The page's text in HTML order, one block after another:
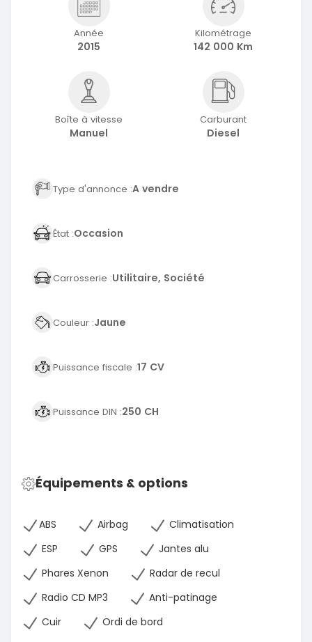
Année
2015
Kilométrage
142 000 Km
Boîte à vitesse
Manuel
Carburant
Diesel
Type d'annonce :A vendre
État :Occasion
Carrosserie :Utilitaire, Société
Couleur :Jaune
Puissance fiscale :17 CV
Puissance DIN :250 CH
Équipements & options
ABS Airbag
Climatisation
ESP
GPS
Jantes alu
Phares Xenon
Radar de recul
Radio CD MP3
Anti-patinage
Cuir
Ordi de bord